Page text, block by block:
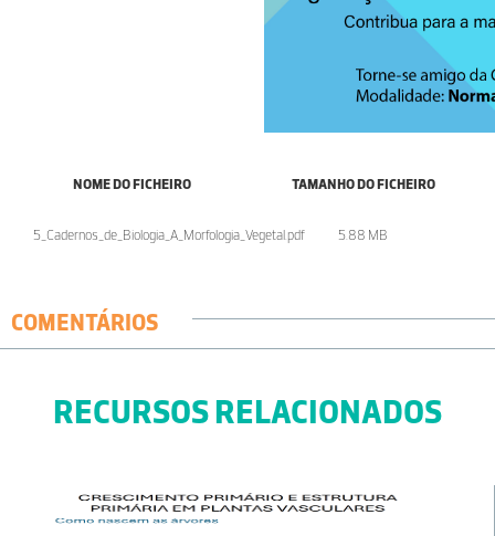
NOME DO FICHEIRO
5_Cadernos_de_Biologia_A_Morfologia_Vegetal.pdf
TAMANHO DO FICHEIRO
5.88 MB
COMENTÁRIOS
RECURSOS RELACIONADOS